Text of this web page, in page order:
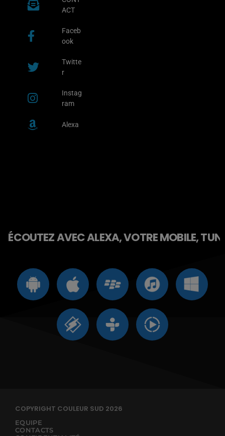
ACT
Faceb
ook
Twitte
r
Instag
ram
Alexa
ÉCOUTEZ AVEC ALEXA, VOTRE MOBILE,
COPYRIGHT COULEUR SUD 2026
EQUIPE
CONTACTS